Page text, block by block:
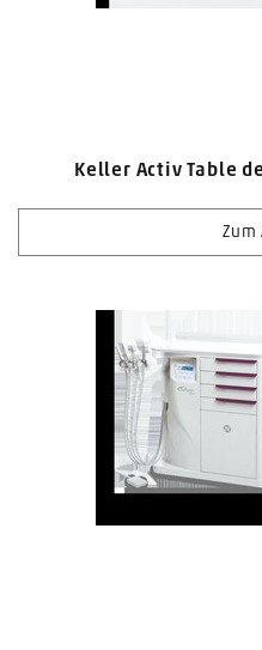
Keller Activ Table
Zum